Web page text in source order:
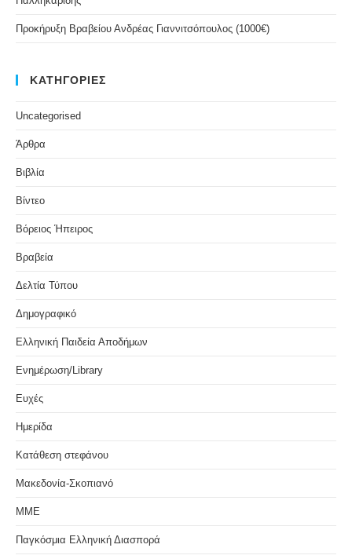
Προκήρυξη Βραβείου Ανδρέας Γιαννιτσόπουλος (1000€)
ΚΑΤΗΓΟΡΙΕΣ
Uncategorised
Άρθρα
Βιβλία
Βίντεο
Βόρειος Ήπειρος
Βραβεία
Δελτία Τύπου
Δημογραφικό
Ελληνική Παιδεία Αποδήμων
Ενημέρωση/Library
Ευχές
Ημερίδα
Κατάθεση στεφάνου
Μακεδονία-Σκοπιανό
ΜΜΕ
Παγκόσμια Ελληνική Διασπορά